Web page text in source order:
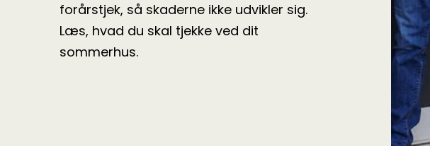
forårstjek, så skaderne ikke udvikler sig.
Læs, hvad du skal tjekke ved dit
sommerhus.